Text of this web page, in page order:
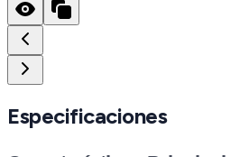
Especificaciones